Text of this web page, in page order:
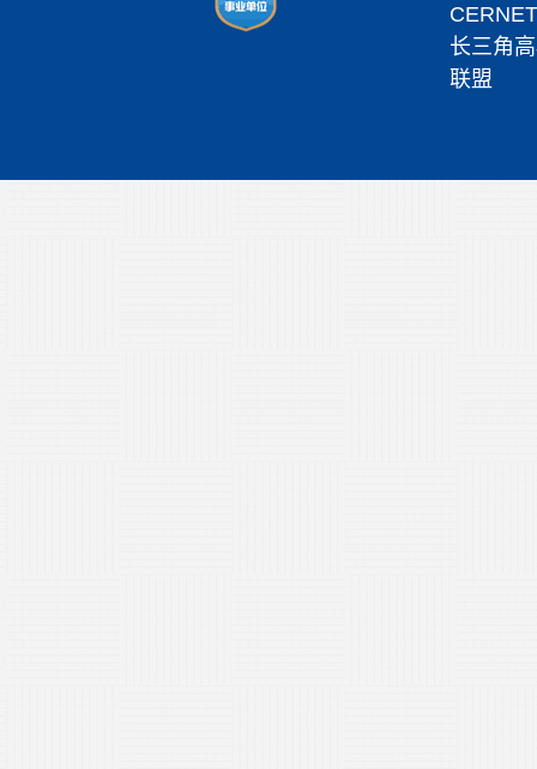
CERNET
长三角
联盟